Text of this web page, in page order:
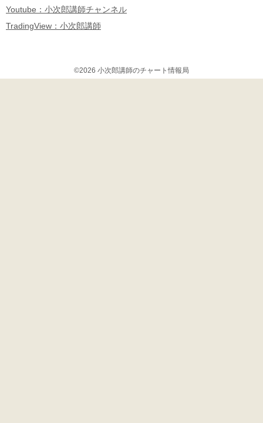
Youtube：小次郎講師チャンネル
TradingView：小次郎講師
©2026 小次郎講師のチャート情報局